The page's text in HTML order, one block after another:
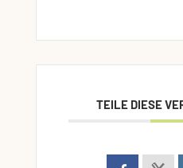
TEILE DIESE